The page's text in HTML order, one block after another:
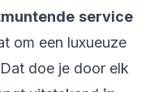
service
om een luxueuze
doe je door elk